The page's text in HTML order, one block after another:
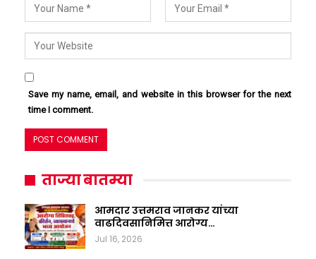
Save my name, email, and website in this browser for the next
time I comment.
ताज्या बातम्या
आमदार उत्तमराव जानकर यांच्या
वाढदिवसानिमित्त आरोग्य…
Jul 16, 2026